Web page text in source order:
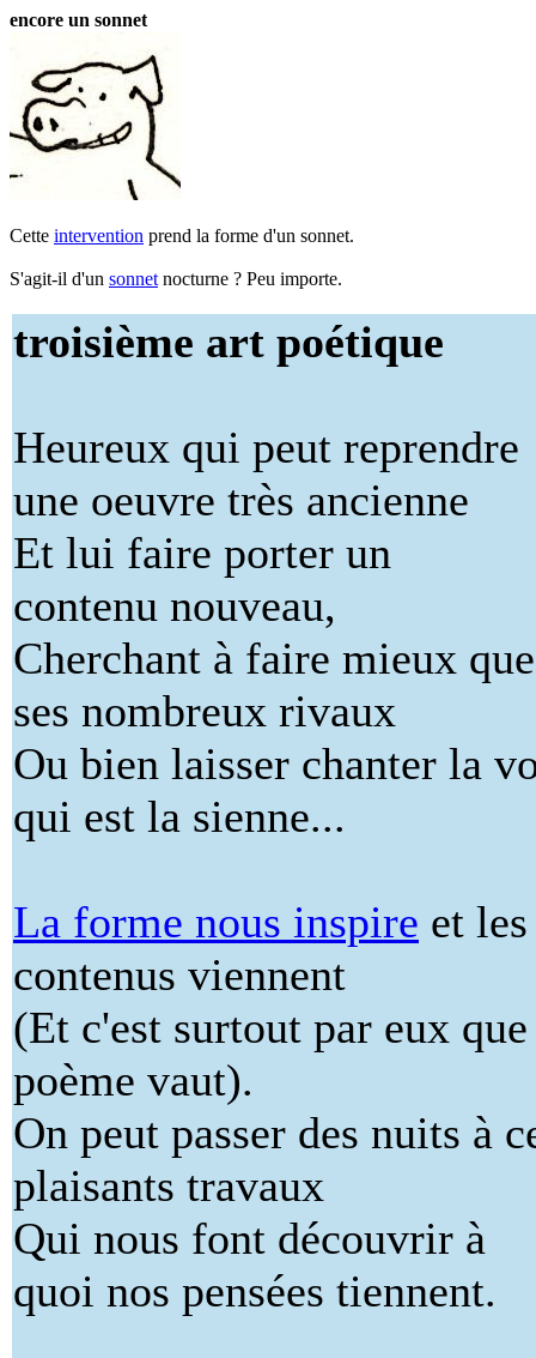
encore un sonnet
Cette intervention prend la forme d'un sonnet.
S'agit-il d'un sonnet nocturne ? Peu importe.
troisième art poétique
Heureux qui peut reprendre
une oeuvre très ancienne
Et lui faire porter un
contenu nouveau,
Cherchant à faire mieux que
ses nombreux rivaux
Ou bien laisser chanter la
qui est la sienne...
La forme nous inspire et les
contenus viennent
(Et c'est surtout par eux
poème vaut).
On peut passer des nuits à
plaisants travaux
Qui nous font découvrir à
quoi nos pensées tiennent.